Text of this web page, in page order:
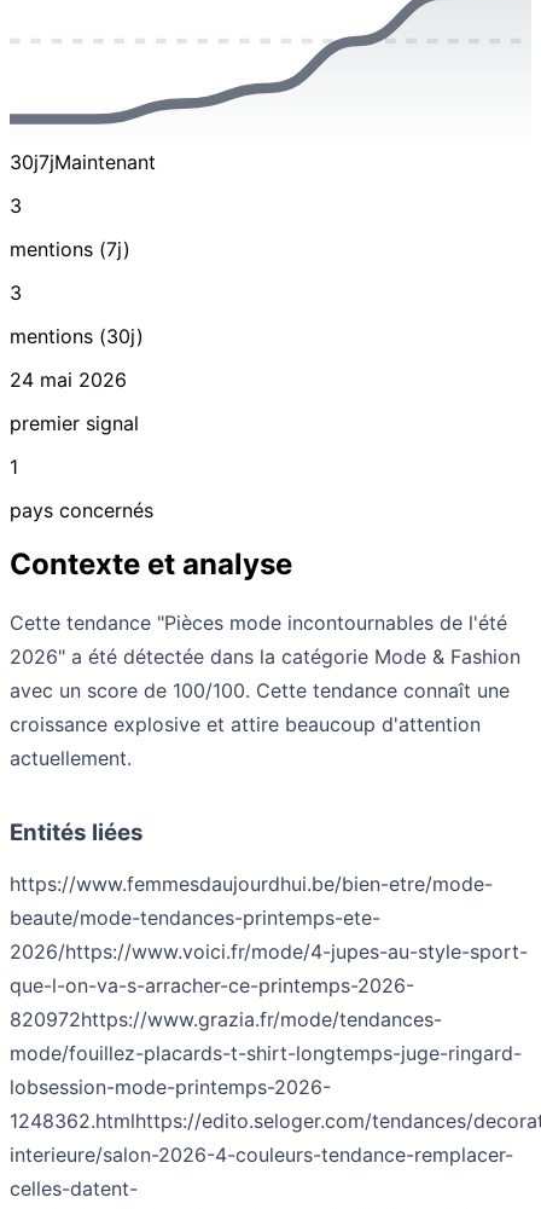
30j7jMaintenant
3
mentions (7j)
3
mentions (30j)
24 mai 2026
premier signal
1
pays concernés
Contexte et analyse
Cette tendance "Pièces mode incontournables de l'été
2026" a été détectée dans la catégorie Mode & Fashion
avec un score de 100/100. Cette tendance connaît une
croissance explosive et attire beaucoup d'attention
actuellement.
Entités liées
https://www.femmesdaujourdhui.be/bien-etre/mode-
beaute/mode-tendances-printemps-ete-
2026/https://www.voici.fr/mode/4-jupes-au-style-sport-
que-l-on-va-s-arracher-ce-printemps-2026-
820972https://www.grazia.fr/mode/tendances-
mode/fouillez-placards-t-shirt-longtemps-juge-ringard-
lobsession-mode-printemps-2026-
1248362.htmlhttps://edito.seloger.com/tendances/
interieure/salon-2026-4-couleurs-tendance-remplacer-
celles-datent-